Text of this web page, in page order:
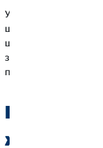
У часи зростання
що без власного
швидко опинитися на
згодом загрожує
поточній ситуації
Пенсійне
жінок: